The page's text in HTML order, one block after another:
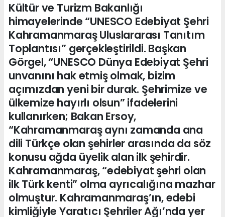
Kültür ve Turizm Bakanlığı
himayelerinde “UNESCO Edebiyat Şehri
Kahramanmaraş Uluslararası Tanıtım
Toplantısı” gerçekleştirildi. Başkan
Görgel, “UNESCO Dünya Edebiyat Şehri
unvanını hak etmiş olmak, bizim
açımızdan yeni bir durak. Şehrimize ve
ülkemize hayırlı olsun” ifadelerini
kullanırken; Bakan Ersoy,
“Kahramanmaraş aynı zamanda ana
dili Türkçe olan şehirler arasında da söz
konusu ağda üyelik alan ilk şehirdir.
Kahramanmaraş, “edebiyat şehri olan
ilk Türk kenti” olma ayrıcalığına mazhar
olmuştur. Kahramanmaraş’ın, edebi
kimliğiyle Yaratıcı Şehriler Ağı’nda yer